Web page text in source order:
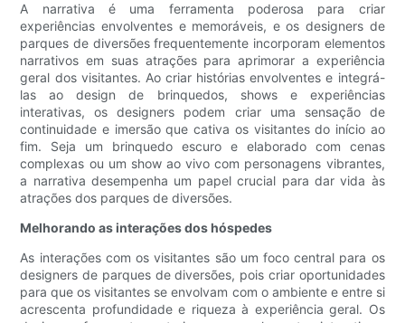
A narrativa é uma ferramenta poderosa para criar
experiências envolventes e memoráveis, e os designers de
parques de diversões frequentemente incorporam elementos
narrativos em suas atrações para aprimorar a experiência
geral dos visitantes. Ao criar histórias envolventes e integrá-
las ao design de brinquedos, shows e experiências
interativas, os designers podem criar uma sensação de
continuidade e imersão que cativa os visitantes do início ao
fim. Seja um brinquedo escuro e elaborado com cenas
complexas ou um show ao vivo com personagens vibrantes,
a narrativa desempenha um papel crucial para dar vida às
atrações dos parques de diversões.
Melhorando as interações dos hóspedes
As interações com os visitantes são um foco central para os
designers de parques de diversões, pois criar oportunidades
para que os visitantes se envolvam com o ambiente e entre si
acrescenta profundidade e riqueza à experiência geral. Os